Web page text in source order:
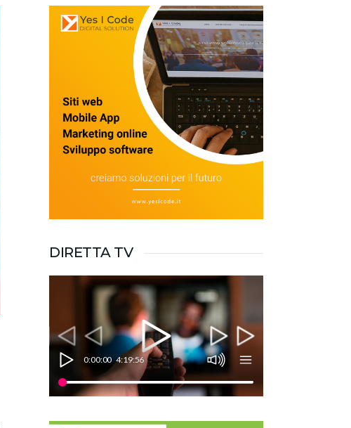
DIRETTA TV
0:00:00 4:19:56